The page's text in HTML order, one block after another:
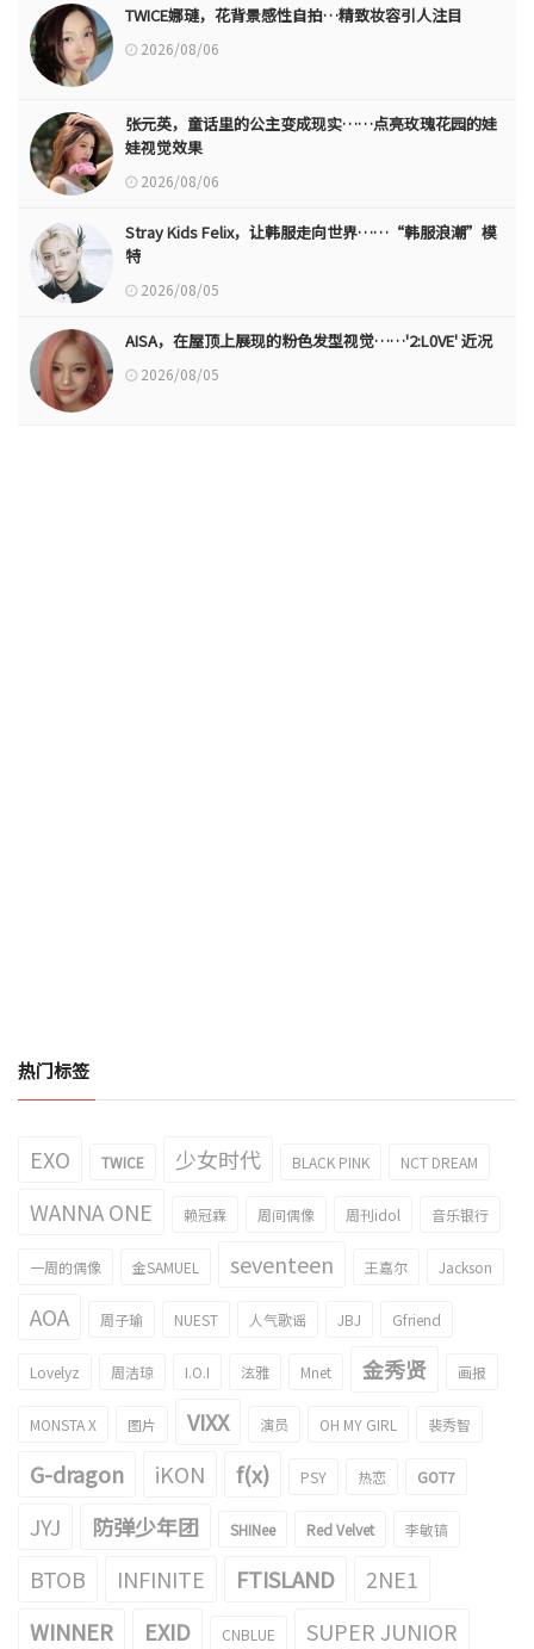
TWICE娜璉，花背景感性自拍…精致妆容引人注目
2026/08/06
张元英，童话里的公主变成现实……点亮玫瑰花园的娃
娃视觉效果
2026/08/06
Stray Kids Felix，让韩服走向世界……“韩服浪潮”模
特
2026/08/05
AISA，在屋顶上展现的粉色发型视觉……'2:L0VE' 近况
2026/08/05
热门标签
EXO TWICE 少女时代 BLACK PINK NCT DREAM
WANNA ONE 赖冠霖 周间偶像 周刊idol 音乐银行
一周的偶像 金SAMUEL seventeen 王嘉尔 Jackson
AOA 周子瑜 NUEST 人气歌谣 JBJ Gfriend
Lovelyz 周洁琼 I.O.I 泫雅 Mnet 金秀贤 画报
MONSTA X 图片 VIXX 演员 OH MY GIRL 裴秀智
G-dragon iKON f(x) PSY 热恋 GOT7
JYJ 防弹少年团 SHINee Red Velvet 李敏镐
BTOB INFINITE FTISLAND
2NE1
WINNER
EXID CNBLUE SUPER JUNIOR